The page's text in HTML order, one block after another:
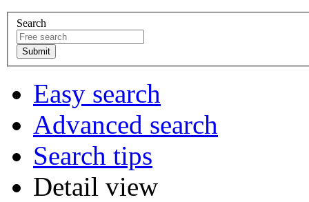
Search
Easy search
Advanced search
Search tips
Detail view